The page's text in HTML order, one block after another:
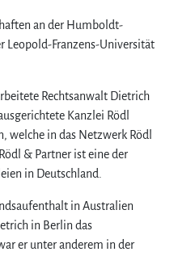
an der Humboldt-
Leopold-Franzens-Universität
Rechtsanwalt Dietrich
Kanzlei Rödl
welche in das Netzwerk Rödl
& Partner ist eine der
in Deutschland.
in Australien
in Berlin das
er unter anderem in der